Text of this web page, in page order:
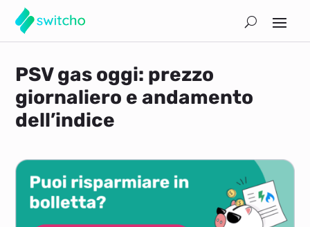
PSV gas oggi: prezzo
giornaliero e andamento
dell’indice